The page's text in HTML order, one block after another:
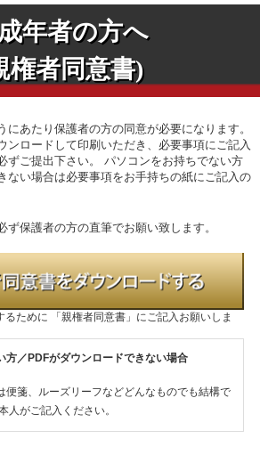
年者の方へ
権者同意書)
にあたり保護者の方の同意が必要になります。
ンロードして印刷いただき、必要事項にご記入
ご提出下さい。
パソコンをお持ちでない方
ない場合は必要事項をお手持ちの紙にご記入の
ず保護者の方の直筆でお願い致します。
るために 「親権者同意書」にご記入お願いしま
方／PDFがダウンロードできない場合
箋、ルーズリーフなどどんなものでも結構で
人がご記入ください。